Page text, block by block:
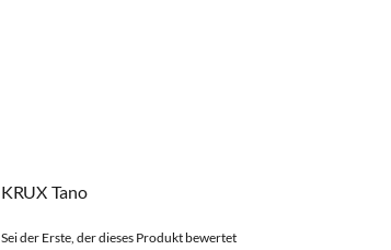
KRUX Tano
Sei der Erste, der dieses Produkt bewertet